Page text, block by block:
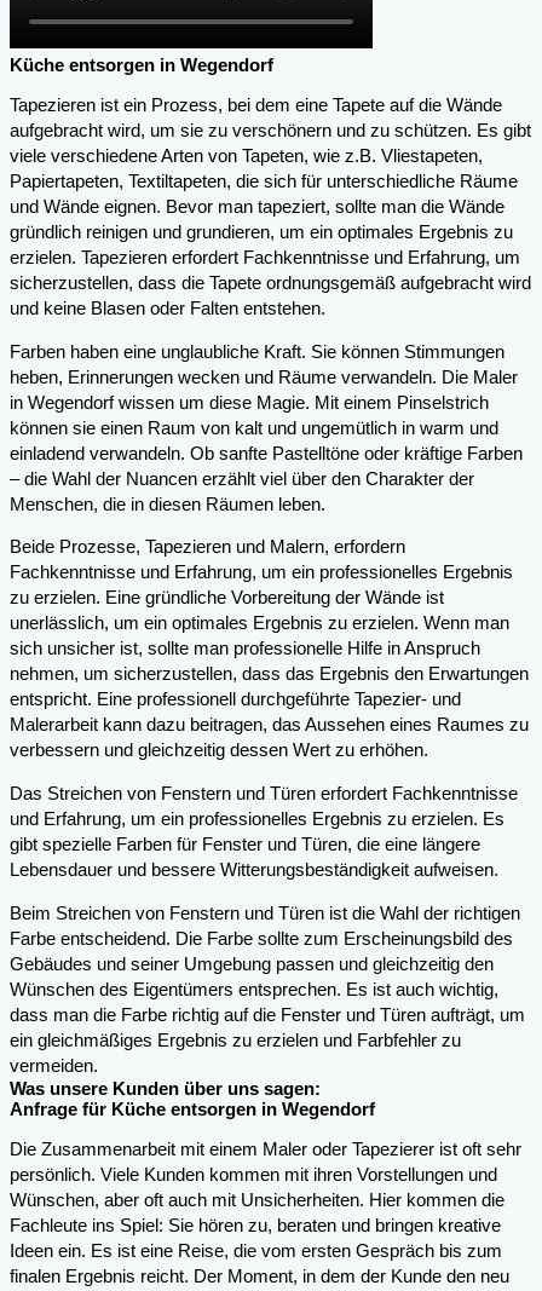
Küche entsorgen in Wegendorf
Tapezieren ist ein Prozess, bei dem eine Tapete auf die Wände
aufgebracht wird, um sie zu verschönern und zu schützen. Es gibt
viele verschiedene Arten von Tapeten, wie z.B. Vliestapeten,
Papiertapeten, Textiltapeten, die sich für unterschiedliche Räume
und Wände eignen. Bevor man tapeziert, sollte man die Wände
gründlich reinigen und grundieren, um ein optimales Ergebnis zu
erzielen. Tapezieren erfordert Fachkenntnisse und Erfahrung, um
sicherzustellen, dass die Tapete ordnungsgemäß aufgebracht wird
und keine Blasen oder Falten entstehen.
Farben haben eine unglaubliche Kraft. Sie können Stimmungen
heben, Erinnerungen wecken und Räume verwandeln. Die Maler
in Wegendorf wissen um diese Magie. Mit einem Pinselstrich
können sie einen Raum von kalt und ungemütlich in warm und
einladend verwandeln. Ob sanfte Pastelltöne oder kräftige Farben
– die Wahl der Nuancen erzählt viel über den Charakter der
Menschen, die in diesen Räumen leben.
Beide Prozesse, Tapezieren und Malern, erfordern
Fachkenntnisse und Erfahrung, um ein professionelles Ergebnis
zu erzielen. Eine gründliche Vorbereitung der Wände ist
unerlässlich, um ein optimales Ergebnis zu erzielen. Wenn man
sich unsicher ist, sollte man professionelle Hilfe in Anspruch
nehmen, um sicherzustellen, dass das Ergebnis den Erwartungen
entspricht. Eine professionell durchgeführte Tapezier- und
Malerarbeit kann dazu beitragen, das Aussehen eines Raumes zu
verbessern und gleichzeitig dessen Wert zu erhöhen.
Das Streichen von Fenstern und Türen erfordert Fachkenntnisse
und Erfahrung, um ein professionelles Ergebnis zu erzielen. Es
gibt spezielle Farben für Fenster und Türen, die eine längere
Lebensdauer und bessere Witterungsbeständigkeit aufweisen.
Beim Streichen von Fenstern und Türen ist die Wahl der richtigen
Farbe entscheidend. Die Farbe sollte zum Erscheinungsbild des
Gebäudes und seiner Umgebung passen und gleichzeitig den
Wünschen des Eigentümers entsprechen. Es ist auch wichtig,
dass man die Farbe richtig auf die Fenster und Türen aufträgt, um
ein gleichmäßiges Ergebnis zu erzielen und Farbfehler zu
vermeiden.
Was unsere Kunden über uns sagen:
Anfrage für Küche entsorgen in Wegendorf
Die Zusammenarbeit mit einem Maler oder Tapezierer ist oft sehr
persönlich. Viele Kunden kommen mit ihren Vorstellungen und
Wünschen, aber oft auch mit Unsicherheiten. Hier kommen die
Fachleute ins Spiel: Sie hören zu, beraten und bringen kreative
Ideen ein. Es ist eine Reise, die vom ersten Gespräch bis zum
finalen Ergebnis reicht. Der Moment, in dem der Kunde den neu